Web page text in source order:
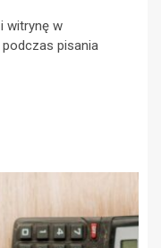
witrynę w
podczas pisania